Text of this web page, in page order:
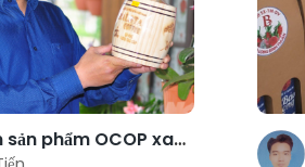
Phát triển sản phẩm OCOP xanh theo hướng kinh tế tuần hoàn